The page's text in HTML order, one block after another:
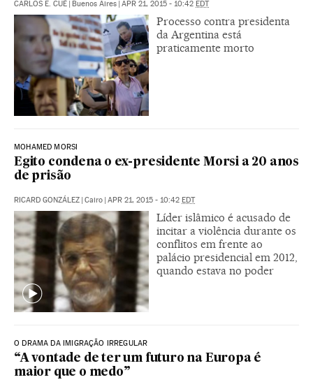
CARLOS E. CUÉ | Buenos Aires | APR 21, 2015 - 10:42 EDT
Processo contra presidenta
da Argentina está
praticamente morto
MOHAMED MORSI
Egito condena o ex-presidente Morsi a 20 anos
de prisão
RICARD GONZÁLEZ | Cairo | APR 21, 2015 - 10:42 EDT
Líder islâmico é acusado de
incitar a violência durante os
conflitos em frente ao
palácio presidencial em 2012,
quando estava no poder
O DRAMA DA IMIGRAÇÃO IRREGULAR
“A vontade de ter um futuro na Europa é
maior que o medo”